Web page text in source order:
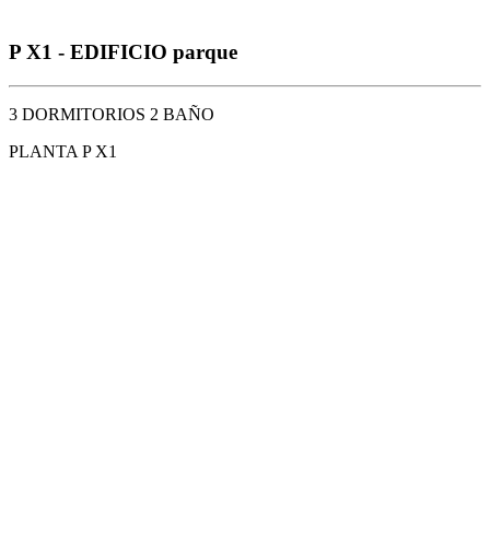
P X1 - EDIFICIO parque
3 DORMITORIOS 2 BAÑO
PLANTA P X1